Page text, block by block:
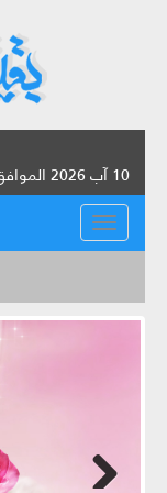
10 آب 2026 الموافق لـ 26 صفر 1448
القائمة